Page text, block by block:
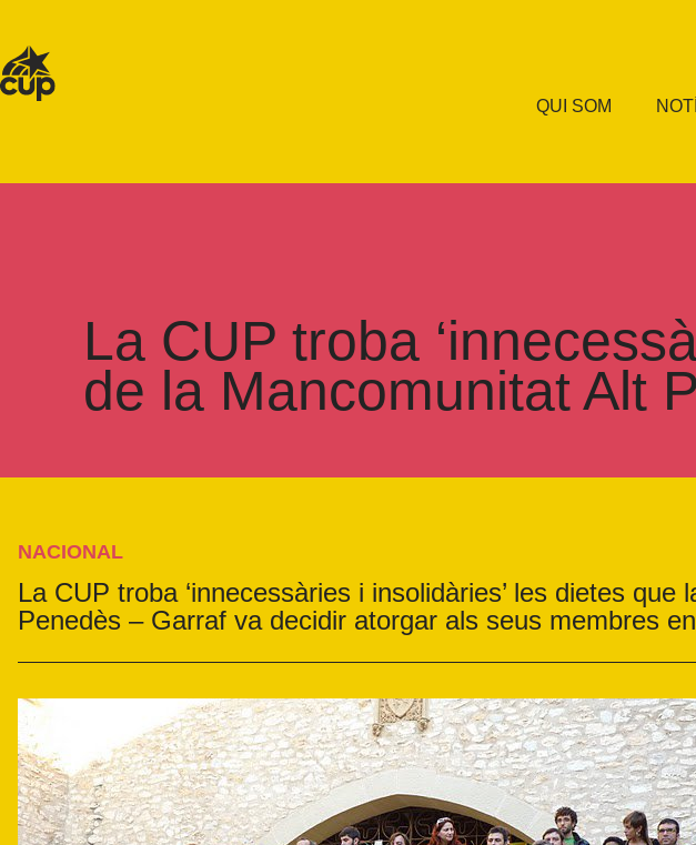
QUI SOM
La CUP troba
de la Mancomunitat Alt
NACIONAL
La CUP troba ‘innecessàries i insolidàries’ les dietes que
Penedès – Garraf va decidir atorgar als seus membres